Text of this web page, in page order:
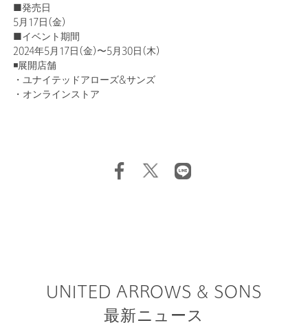
■発売日
5月17日(金)
■イベント期間
2024年5月17日(金)〜5月30日(木)
◾️展開店舗
・ユナイテッドアローズ&サンズ
・オンラインストア
UNITED ARROWS & SONS
最新ニュース